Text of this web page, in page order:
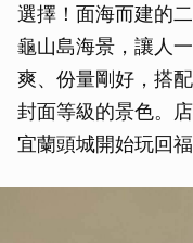
選擇！面海而建的
龜山島海景，讓人
爽、份量剛好，搭
封面等級的景色。
宜蘭頭城開始玩回